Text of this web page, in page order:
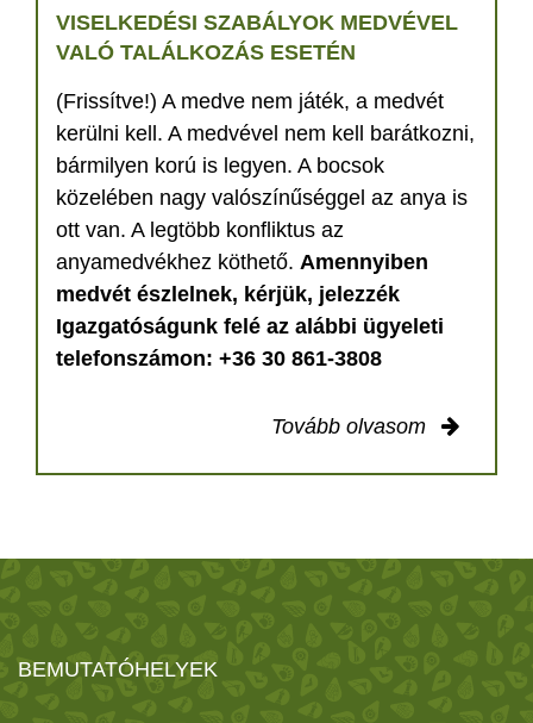
VISELKEDÉSI SZABÁLYOK MEDVÉVEL
VALÓ TALÁLKOZÁS ESETÉN
(Frissítve!) A medve nem játék, a medvét
kerülni kell. A medvével nem kell barátkozni,
bármilyen korú is legyen. A bocsok
közelében nagy valószínűséggel az anya is
ott van. A legtöbb konfliktus az
anyamedvékhez köthető. Amennyiben
medvét észlelnek, kérjük, jelezzék
Igazgatóságunk felé az alábbi ügyeleti
telefonszámon: +36 30 861-3808
Tovább olvasom
BEMUTATÓHELYEK